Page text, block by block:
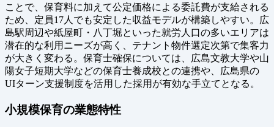
ことで、保育料に加えて公定価格による委託費が支給される
ため、定員17人でも安定した収益モデルが構築しやすい。広
島駅周辺や紙屋町・八丁堀といった就労人口の多いエリアは
潜在的な利用ニーズが高く、テナント物件選定次第で集客力
が大きく変わる。保育士確保については、広島文教大学や山
陽女子短期大学などの保育士養成校との連携や、広島県の
UIターン支援制度を活用した採用が有効な手立てとなる。
小規模保育の業態特性